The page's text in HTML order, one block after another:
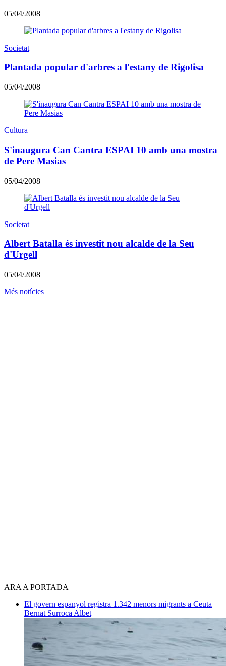
05/04/2008
Societat
Plantada popular d'arbres a l'estany de Rigolisa
05/04/2008
Cultura
S'inaugura Can Cantra ESPAI 10 amb una mostra
de Pere Masias
05/04/2008
Societat
Albert Batalla és investit nou alcalde de la Seu
d'Urgell
05/04/2008
Més notícies
ARA A PORTADA
El govern espanyol registra 1.342 menors migrants a Ceuta
Bernat Surroca Albet